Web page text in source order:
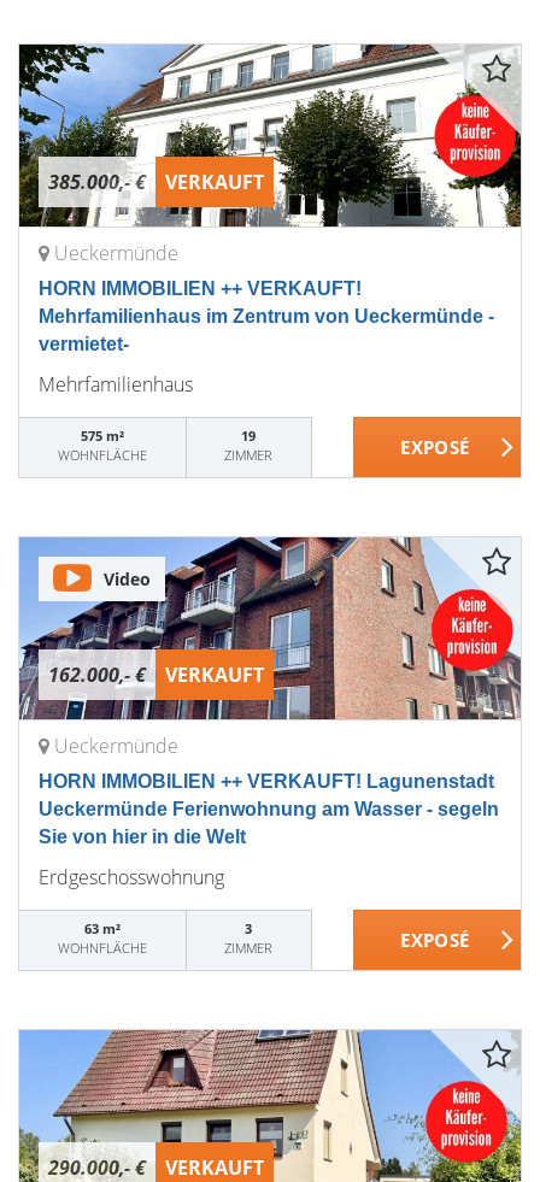
385.000,- € VERKAUFT
Ueckermünde
HORN IMMOBILIEN ++ VERKAUFT!
Mehrfamilienhaus im Zentrum von Ueckermünde -
vermietet-
Mehrfamilienhaus
575 m²
WOHNFLÄCHE
19
ZIMMER
162.000,- € VERKAUFT
Video
Ueckermünde
HORN IMMOBILIEN ++ VERKAUFT! Lagunenstadt
Ueckermünde Ferienwohnung am Wasser - segeln
Sie von hier in die Welt
Erdgeschosswohnung
63 m²
WOHNFLÄCHE
3
ZIMMER
290.000,- € VERKAUFT